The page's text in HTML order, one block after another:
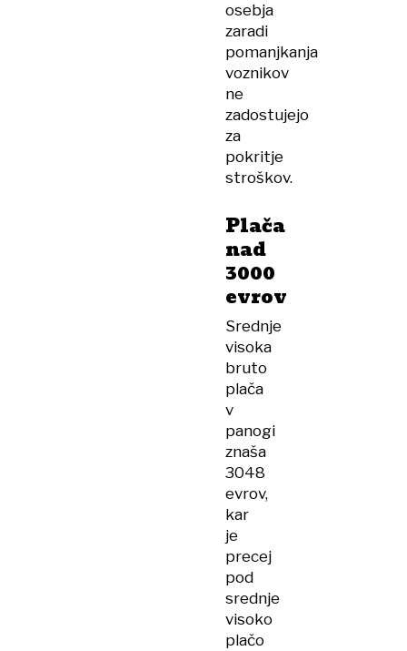
osebja
zaradi
pomanjkanja
voznikov
ne
zadostujejo
za
pokritje
stroškov.
Plača
nad
3000
evrov
Srednje
visoka
bruto
plača
v
panogi
znaša
3048
evrov,
kar
je
precej
pod
srednje
visoko
plačo